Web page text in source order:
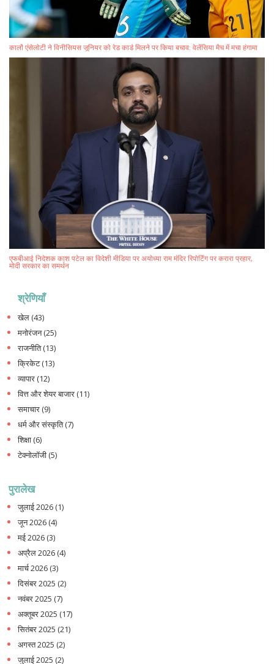
कार्लो एंसेलोटी ने विनीसियस जूनियर को रेड कार्ड मिलने पर किया बचाव: वेलेंसिया मैच में मचा हंगामा
एफबीआई निदेशक काश पटेल का विदेशी मीडिया पर अयोध्या राम मंदिर रिपोर्टिंग पर करारा प्रहार,
मोदी सरकार का समर्थन
श्रेणियाँ
खेल (43)
मनोरंजन(25)
राजनीति(13)
क्रिकेट(13)
व्यापार (12)
वित्त और शेयर बाजार (11)
समाचार (9)
धर्म और संस्कृति(7)
शिक्षा (6)
टेक्नोलॉजी (5)
पुरालेख
जुलाई 2026 (1)
जून 2026 (4)
मई 2026 (3)
अप्रैल 2026 (4)
मार्च 2026 (3)
दिसंबर 2025 (2)
नवंबर 2025 (7)
अक्तूबर 2025 (17)
सितंबर 2025 (21)
अगस्त 2025 (2)
जुलाई 2025 (2)